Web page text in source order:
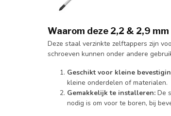
Waarom deze 2,2 & 2,9
Deze staal verzinkte zelftappers zijn
schroeven kunnen onder andere
Geschikt voor kleine
kleine onderdelen of materialen.
Gemakkelijk te installeren: De
nodig is om voor te boren, bij